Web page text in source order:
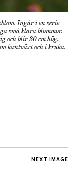
Ingår i en serie
små klara blommor.
och blir 30 cm hög.
kantväxt och i kruka.
NEXT IMAGE